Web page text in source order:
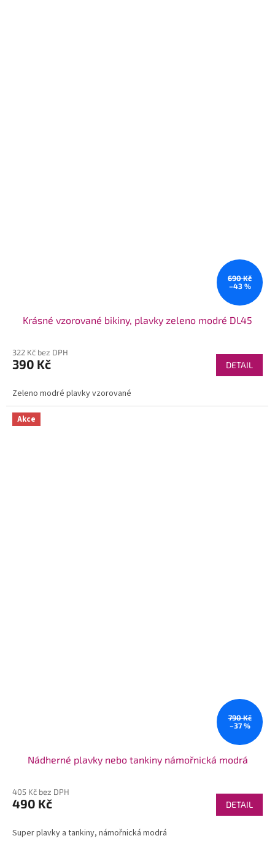
690 Kč
–43 %
Krásné vzorované bikiny, plavky zeleno modré DL45
322 Kč bez DPH
390 Kč DETAIL
Zeleno modré plavky vzorované
Akce
790 Kč
–37 %
Nádherné plavky nebo tankiny námořnická modrá
405 Kč bez DPH
490 Kč DETAIL
Super plavky a tankiny, námořnická modrá